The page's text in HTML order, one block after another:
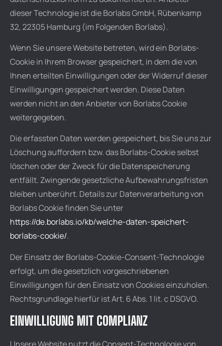
dieser Technologie ist die Borlabs GmbH, Rübenkamp
32, 22305 Hamburg (im Folgenden Borlabs).
Wenn Sie unsere Website betreten, wird ein Borlabs-
Cookie in Ihrem Browser gespeichert, in dem die von
Ihnen erteilten Einwilligungen oder der Widerruf dieser
Einwilligungen gespeichert werden. Diese Daten
werden nicht an den Anbieter von Borlabs Cookie
weitergegeben.
Die erfassten Daten werden gespeichert, bis Sie uns zur
Löschung auffordern bzw. das Borlabs-Cookie selbst
löschen oder der Zweck für die Datenspeicherung
entfällt. Zwingende gesetzliche Aufbewahrungsfristen
bleiben unberührt. Details zur Datenverarbeitung von
Borlabs Cookie finden Sie unter
https://de.borlabs.io/kb/welche-daten-speichert-
borlabs-cookie/.
Der Einsatz der Borlabs-Cookie-Consent-Technologie
erfolgt, um die gesetzlich vorgeschriebenen
Einwilligungen für den Einsatz von Cookies einzuholen.
Rechtsgrundlage hierfür ist Art. 6 Abs. 1 lit. c DSGVO.
EINWILLIGUNG MIT COMPLIANZ